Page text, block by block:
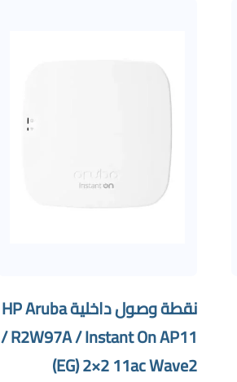
نقطة وصول داخلية HP Aruba
/ R2W97A / Instant On AP11
(EG) 2×2 11ac Wave2